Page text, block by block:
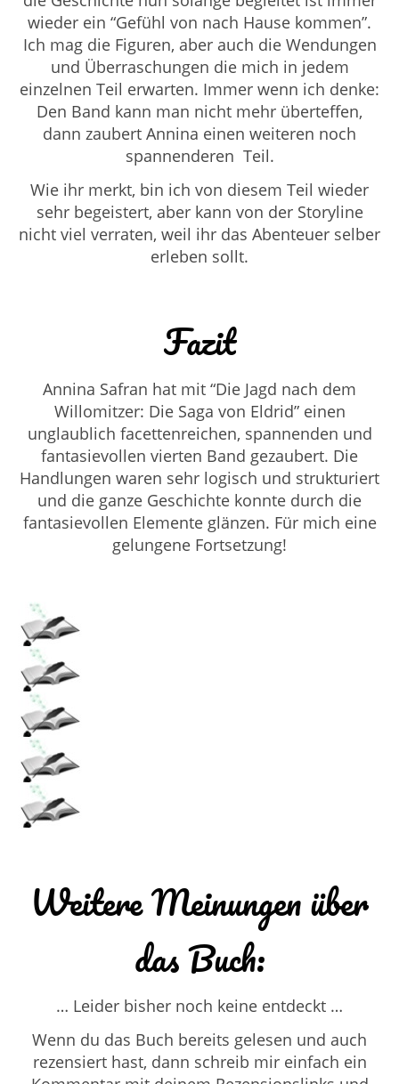
wieder ein “Gefühl von nach Hause kommen”.
Ich mag die Figuren, aber auch die Wendungen
und Überraschungen die mich in jedem
einzelnen Teil erwarten. Immer wenn ich denke:
Den Band kann man nicht mehr überteffen,
dann zaubert Annina einen weiteren noch
spannenderen Teil.
Wie ihr merkt, bin ich von diesem Teil wieder
sehr begeistert, aber kann von der Storyline
nicht viel verraten, weil ihr das Abenteuer selber
erleben sollt.
Fazit
Annina Safran hat mit “Die Jagd nach dem
Willomitzer: Die Saga von Eldrid” einen
unglaublich facettenreichen, spannenden und
fantasievollen vierten Band gezaubert. Die
Handlungen waren sehr logisch und strukturiert
und die ganze Geschichte konnte durch die
fantasievollen Elemente glänzen. Für mich eine
gelungene Fortsetzung!
Weitere Meinungen über
das Buch:
… Leider bisher noch keine entdeckt …
Wenn du das Buch bereits gelesen und auch
rezensiert hast, dann schreib mir einfach ein